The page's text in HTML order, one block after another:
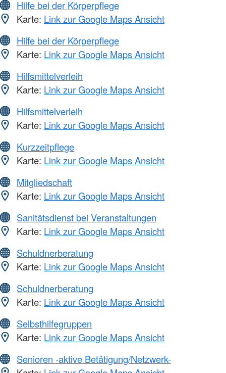
Hilfe bei der Körperpflege
Karte: Link zur Google Maps Ansicht
Hilfe bei der Körperpflege
Karte: Link zur Google Maps Ansicht
Hilfsmittelverleih
Karte: Link zur Google Maps Ansicht
Hilfsmittelverleih
Karte: Link zur Google Maps Ansicht
Kurzzeitpflege
Karte: Link zur Google Maps Ansicht
Mitgliedschaft
Karte: Link zur Google Maps Ansicht
Sanitätsdienst bei Veranstaltungen
Karte: Link zur Google Maps Ansicht
Schuldnerberatung
Karte: Link zur Google Maps Ansicht
Schuldnerberatung
Karte: Link zur Google Maps Ansicht
Selbsthilfegruppen
Karte: Link zur Google Maps Ansicht
Senioren -aktive Betätigung/Netzwerk-